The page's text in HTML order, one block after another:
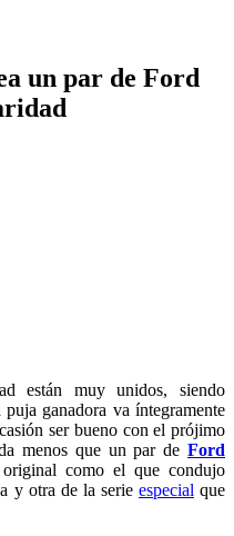
un par de Ford
están muy unidos, siendo
ganadora va íntegramente
ser bueno con el prójimo
menos que un par de Ford
como el que condujo
y otra de la serie especial que